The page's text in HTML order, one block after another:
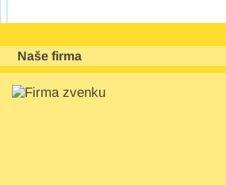
Naše firma